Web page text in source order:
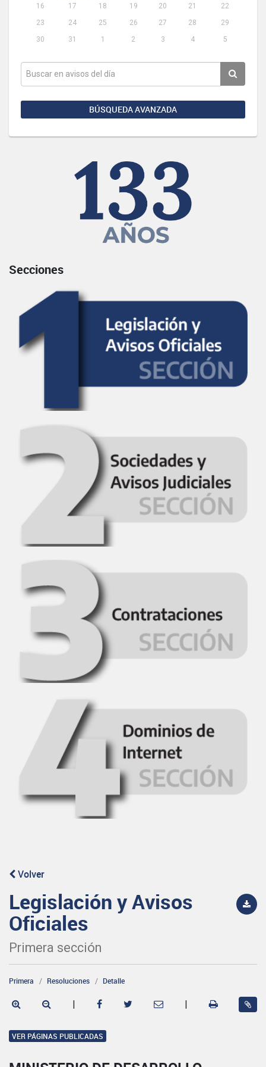
16
17 18 19 20 21
22
23
24 25 26 27 28
29
30
31 1 2 3 4 5
BÚSQUEDA AVANZADA
Secciones
Volver
Legislación y Avisos
Oficiales
Primera sección
Primera Resoluciones Detalle
| |
VER PÁGINAS PUBLICADAS